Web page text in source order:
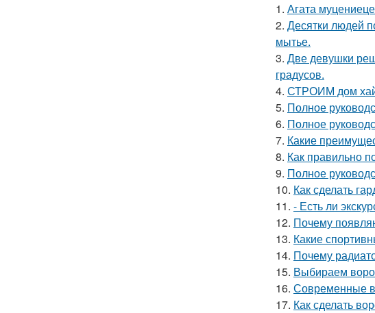
1. Агата
2. Десятки людей
мытье.
3. Две девушки
градусов.
4. СТРОИМ дом
5. Полное
6. Полное
7. Какие
8. Как правильно
9. Полное
10. Как сделать
11. - Есть ли
12. Почему
13. Какие
14. Почему
15. Выбираем
16. Современные
17. Как сделать